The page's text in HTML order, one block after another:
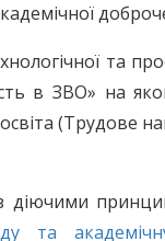
та
в ЗВО» на
(Трудове
діючими
та